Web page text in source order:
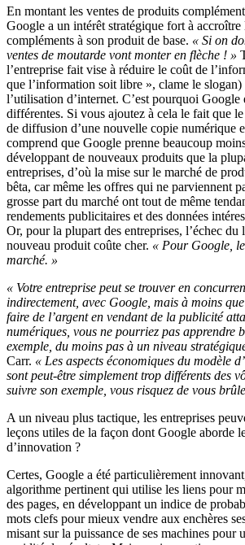
En montant les ventes de produits
Google a un intérêt stratégique fort à
compléments à son produit de base. « Si on
ventes de moutarde vont monter en flèche ! »
l’entreprise fait vise à réduire le coût de
que l’information soit libre », clame le
l’utilisation d’internet. C’est pourquoi Google
différentes. Si vous ajoutez à cela le fait que
de diffusion d’une nouvelle copie numérique
comprend que Google prenne beaucoup
développant de nouveaux produits que la
entreprises, d’où la mise sur le marché de
bêta, car même les offres qui ne parviennent
grosse part du marché ont tout de même
rendements publicitaires et des données
Or, pour la plupart des entreprises, l’échec du
nouveau produit coûte cher. « Pour Google,
marché. »
« Votre entreprise peut se trouver en
indirectement, avec Google, mais à moins
faire de l’argent en vendant de la publicité
numériques, vous ne pourriez pas apprendre
exemple, du moins pas à un niveau
Carr. « Les aspects économiques du modèle
sont peut-être simplement trop différents des
suivre son exemple, vous risquez de vous
A un niveau plus tactique, les entreprises
leçons utiles de la façon dont Google aborde
d’innovation ?
Certes, Google a été particulièrement
algorithme pertinent qui utilise les liens pour
des pages, en développant un indice de
mots clefs pour mieux vendre aux enchères
misant sur la puissance de ses machines pour